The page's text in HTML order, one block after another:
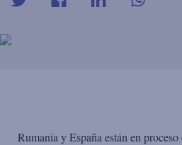
Rumanía y España están en